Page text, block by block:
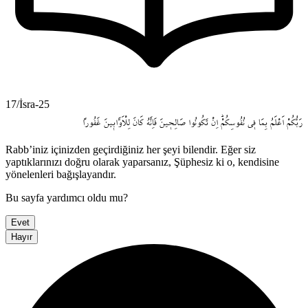
17/İsra-25
رَبُّكُمْ اَعْلَمُ بِمَا ف۪ي نُفُوسِكُمْۜ اِنْ تَكُونُوا صَالِح۪ينَ فَاِنَّهُ كَانَ لِلْاَوَّاب۪ينَ غَفُوراً
Rabb’iniz içinizden geçirdiğiniz her şeyi bilendir. Eğer siz
yaptıklarınızı doğru olarak yaparsanız, Şüphesiz ki o, kendisine
yönelenleri bağışlayandır.
Bu sayfa yardımcı oldu mu?
Evet
Hayır